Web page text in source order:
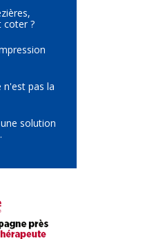
coter ?
n'est pas la
solution